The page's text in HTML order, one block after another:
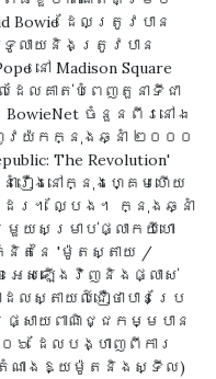
ដែលត្រូវបាន
លាយនិងត្រូវបាន
នៅ Madison Square
ែលគាត់បំពេញតួនាទីជា
ចំនួនពីរនៅឯ
ញូវយ៉កក្នុងឆ្នាំ ២០០០
The Revolution'
ាំរឿងនៅក្នុងហ្គេមហើយ
ែរ។ ល្បែង។ ក្នុងឆ្នាំ
យសម្រាប់ផ្លាកយីហោ
និតនៃ 'ម៉ូតស្តាយ /
េអេសឡើងវិញនិងផ្លាស់
ស្តាយល៍ជឿថាបានប្រែ
សាយពាណិជ្ជកម្មបាន
៦ ដែលបង្ហាញពីការ
តំណាងឱ្យម៉ូតនិងស្ទីល)